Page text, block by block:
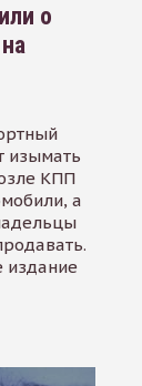
о
изымать
КПП
а
издание